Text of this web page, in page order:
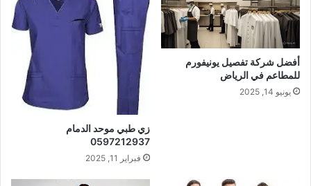
أفضل شركة تفصيل يونيفورم
للمطاعم في الرياض
يونيو 14, 2025
زي طبي موحد الدمام
0597212937
فبراير 11, 2025